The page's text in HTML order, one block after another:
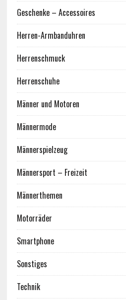
Geschenke – Accessoires
Herren-Armbanduhren
Herrenschmuck
Herrenschuhe
Männer und Motoren
Männermode
Männerspielzeug
Männersport – Freizeit
Männerthemen
Motorräder
Smartphone
Sonstiges
Technik